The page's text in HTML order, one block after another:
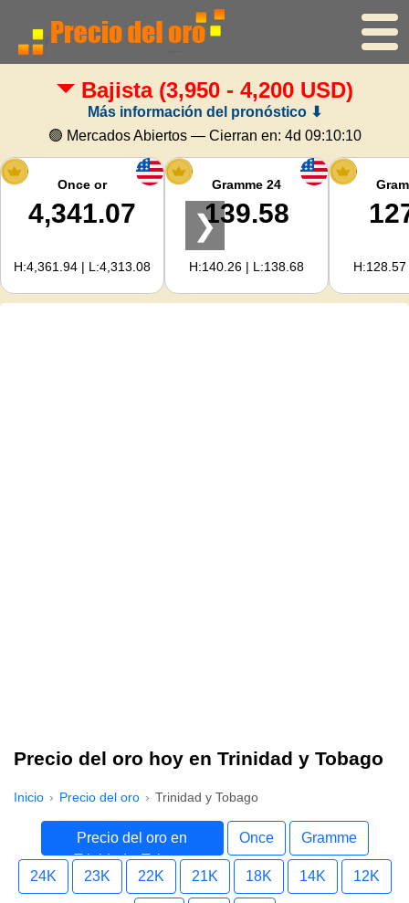
Inicio
Precio del oro
Precio de la plata
Calculadora de oro
Para Webmasters
Bajista(3,950 - 4,200 USD)
Más información del pronóstico ⬇
🟢 Mercados Abiertos — Cierran en: 4d 09:10:09
Once or
4,341.07
H:4,361.94 | L:4,313.08
Gramme 24
139.58
H:140.26 | L:138.68
❯
Precio del oro hoy en Trinidad y Tobago
Inicio Precio del oro Trinidad y Tobago
Precio del oro en
Trinidad y Tobago
Once Gramme
24K 23K 22K 21K 18K 14K 12K